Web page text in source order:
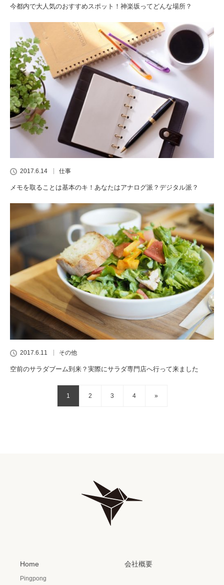
今都内で大人気のおすすめスポット！神楽坂ってどんな場所？
2017.6.14 仕事
メモを取ることは基本のキ！あなたはアナログ派？デジタル派？
2017.6.11 その他
空前のサラダブーム到来？実際にサラダ専門店へ行って来ました
1 2 3 4 »
Home
Pingpong
会社概要